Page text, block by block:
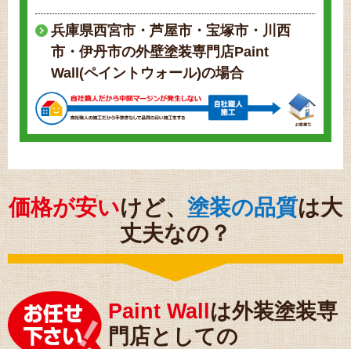
兵庫県西宮市・芦屋市・宝塚市・川西
市・伊丹市の外壁塗装専門店Paint
Wall(ペイントウォール)の場合
価格が安いけど、塗装の品質は大
丈夫なの？
Paint Wallは外装塗装専
門店としての